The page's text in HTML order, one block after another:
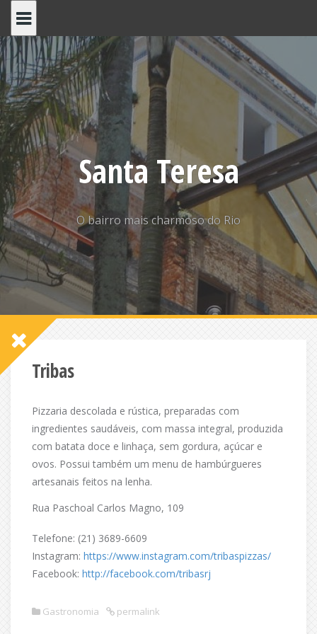
content
Santa Teresa
O bairro mais charmoso do Rio
Tribas
Pizzaria descolada e rústica, preparadas com
ingredientes saudáveis, com massa integral, produzida
com batata doce e linhaça, sem gordura, açúcar e
ovos. Possui também um menu de hambúrgueres
artesanais feitos na lenha.
Rua Paschoal Carlos Magno, 109
Telefone: (21) 3689-6609
Instagram: https://www.instagram.com/tribaspizzas/
Facebook: http://facebook.com/tribasrj
Gastronomia permalink